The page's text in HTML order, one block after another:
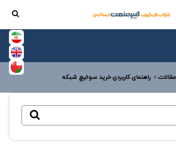
مقالات راهنمای کاربردی خرید سوئیچ شبکه